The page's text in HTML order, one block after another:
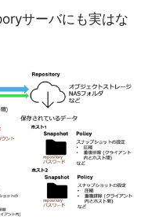
サーバにも実はな